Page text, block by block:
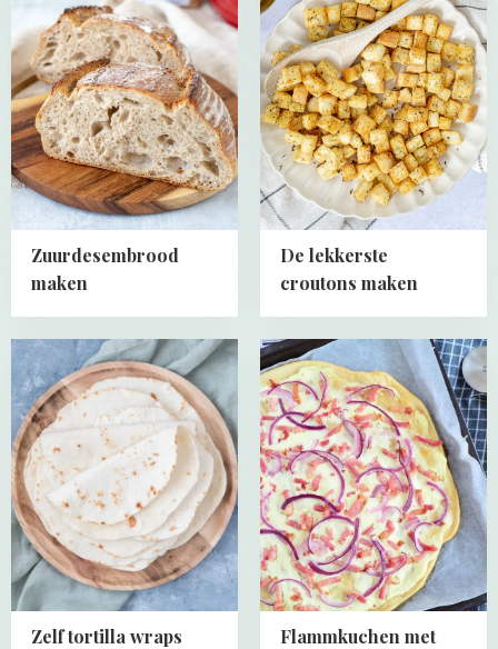
Zuurdesembrood
maken
about
Zuurdesembrood
maken
De lekkerste
croutons maken
about
De
lekkerste
croutons
maken
Zelf tortilla wraps
Read
more
about
Zelf
tortilla
wraps
maken
Flammkuchen met
Read
more
about
Flammkuchen
met
spek
en
ui